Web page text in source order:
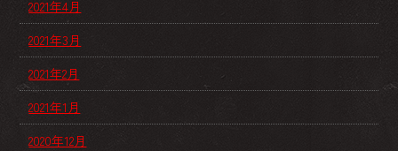
2021年4月
2021年3月
2021年2月
2021年1月
2020年12月